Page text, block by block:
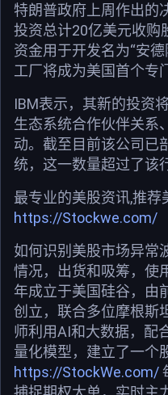
特朗普政府上周作出的
投资总计20亿美元收购
资金用于开发名为“安
工厂将成为美国首个专
IBM表示，其新的投资
生态系统合作伙伴关系
动。截至目前该公司已
统，这一数量超过了该
最专业的美股资讯,推荐
https://Stockwe.com/
如何识别美股市场异常
情况，出货和吸筹，使
年成立于美国硅谷，由
创立，联合多位摩根斯
师利用AI和大数据，配
量化模型，建立了一个
https://StockWe.com/